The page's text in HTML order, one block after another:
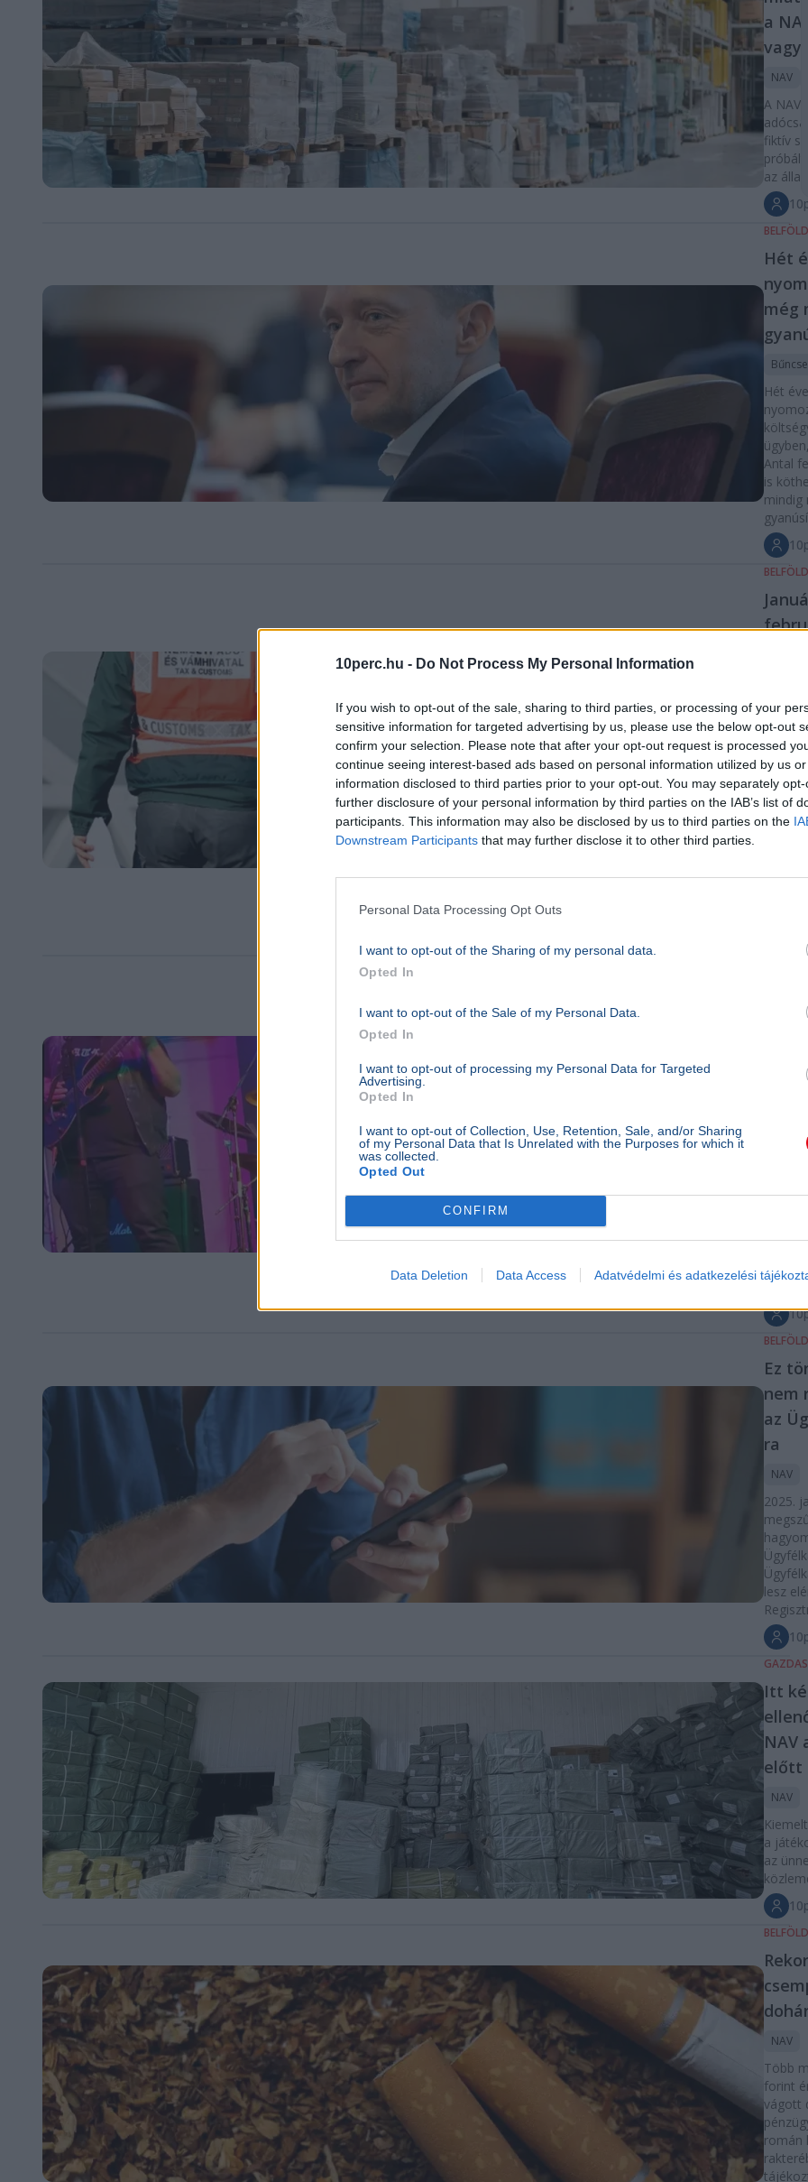
10perc.hu - Do Not Process My Personal Information
If you wish to opt-out of the sale, sharing to third parties, or processing of your
sensitive information for targeted advertising by us, please use the below opt-out
confirm your selection. Please note that after your opt-out request is processed
continue seeing interest-based ads based on personal information utilized by us
information disclosed to third parties prior to your opt-out. You may separately
further disclosure of your personal information by third parties on the IAB’s list of
participants. This information may also be disclosed by us to third parties on the
Downstream Participants that may further disclose it to other third parties.
Personal Data Processing Opt Outs
I want to opt-out of the Sharing of my personal data.
Opted In
I want to opt-out of the Sale of my Personal Data.
Opted In
I want to opt-out of processing my Personal Data for Targeted
Advertising.
Opted In
I want to opt-out of Collection, Use, Retention, Sale, and/or Sharing
of my Personal Data that Is Unrelated with the Purposes for which it
was collected.
Opted Out
CONFIRM
Data Deletion Data Access Adatvédelmi és adatkezelési
a
NAV
A NAV
fiktív
az
BELFÖLD
Hét
még
Hét
Antal
is
mindig
BELFÖLD
NAV
Január
elején
BELFÖLD
Ez
nem
az
ra
NAV
2025.
lesz
Itt
NAV
előtt
NAV
a
az
BELFÖLD
NAV
Több
forint
vágott
román